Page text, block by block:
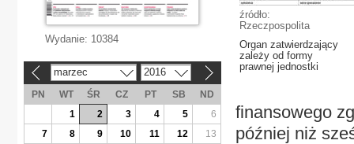
źródło:
Rzeczpospolita
Organ zatwierdzający
zależy od formy
prawnej jednostki
finansowego
później niż
Wydanie: 10384
marzec 2016
PN WT ŚR CZ PT SB
ND
1
2 3 4 5
6
7
8 9 10 11 12
13